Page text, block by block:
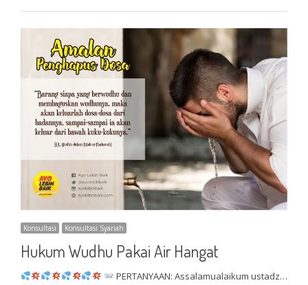
Konsultasi Konsultasi Syariah
Hukum Wudhu Pakai Air Hangat
PERTANYAAN: Assalamualaikum ustadz…